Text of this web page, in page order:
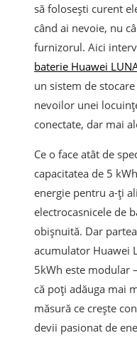
să folosești curent
când ai nevoie, nu
furnizorul. Aici
baterie Huawei
un sistem de
nevoilor unei
conectate, dar mai
Ce o face atât de
capacitatea de 5
energie pentru a-ți
electrocasnicele de
obișnuită. Dar
acumulator Huawei
5kWh este modular
că poți adăuga mai
măsură ce crește
devii pasionat de